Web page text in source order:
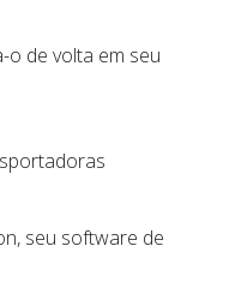
o de volta em seu
seu software de